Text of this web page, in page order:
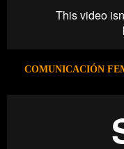
COMUNICACIÓN